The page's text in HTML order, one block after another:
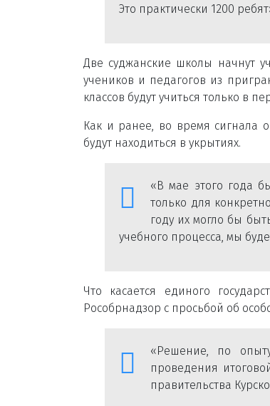
Это практически 1200
Две суджанские школы начнут
учеников и педагогов из
классов будут учиться только в
Как и ранее, во время сигнала
будут находиться в укрытиях.
«В мае этого года
только для
году их могло бы
учебного процесса, мы
Что касается единого
Рособрнадзор с просьбой об
«Решение, по
проведения
правительства